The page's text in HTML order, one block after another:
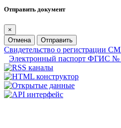
Отправить документ
×
Отмена
Отправить
Свидетельство о регистрации
Электронный паспорт ФГИС №